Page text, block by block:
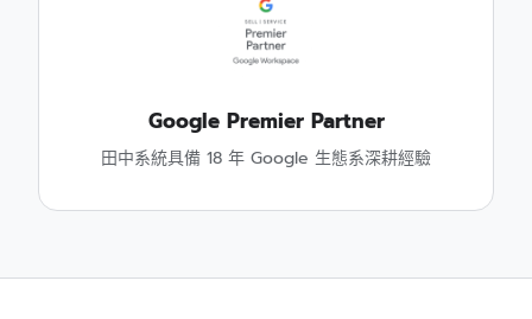
Google Premier Partner
田中系統具備 18 年 Google 生態系深耕經驗